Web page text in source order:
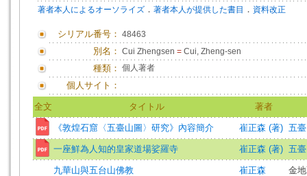
著者本人によるオーソライズ ． 著者本人が提供した書目 ． 資料改正
シリアル番号： 48463
別名： Cui Zhengsen = Cui, Zheng-sen
種類： 個人著者
個人サイト：
全文 タイトル 著者
《敦煌石窟〈五臺山圖〉研究》內容簡介 崔正森 (著) 五
一座鮮為人知的皇家道場娑羅寺 崔正森 (著) 五
九華山與五台山佛教 崔正森 金